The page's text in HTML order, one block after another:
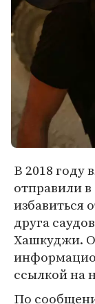
В 2018 году
отправили
избавиться
друга
Хашкуджи.
ссылкой на
По